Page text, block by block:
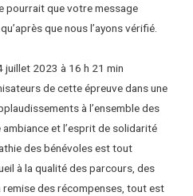
pourrait que votre message
que nous l’ayons vérifié.
juillet 2023 à 16 h 21 min
de cette épreuve dans une
à l’ensemble des
et l’esprit de solidarité
des bénévoles est tout
à la qualité des parcours, des
des récompenses, tout est